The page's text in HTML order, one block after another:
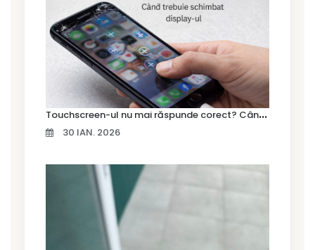
T
ouchscreen-ul nu mai răspunde corect? Când trebuie schimbat display-ul
30 IAN. 2026